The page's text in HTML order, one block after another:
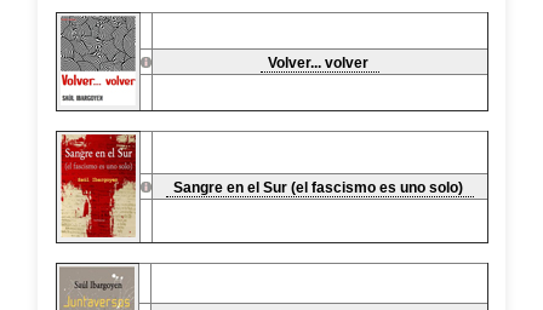
Volver... volver
Sangre en el Sur (el fascismo es uno solo)